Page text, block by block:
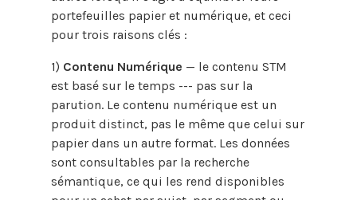
portefeuilles papier et numérique, et ceci
pour trois raisons clés :
1) Contenu Numérique — le contenu STM
est basé sur le temps --- pas sur la
parution. Le contenu numérique est un
produit distinct, pas le même que celui sur
papier dans un autre format. Les données
sont consultables par la recherche
sémantique, ce qui les rend disponibles